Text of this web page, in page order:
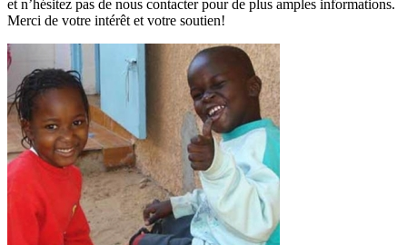
et n’hésitez pas de nous contacter pour de plus amples informations.
Merci de votre intérêt et votre soutien!